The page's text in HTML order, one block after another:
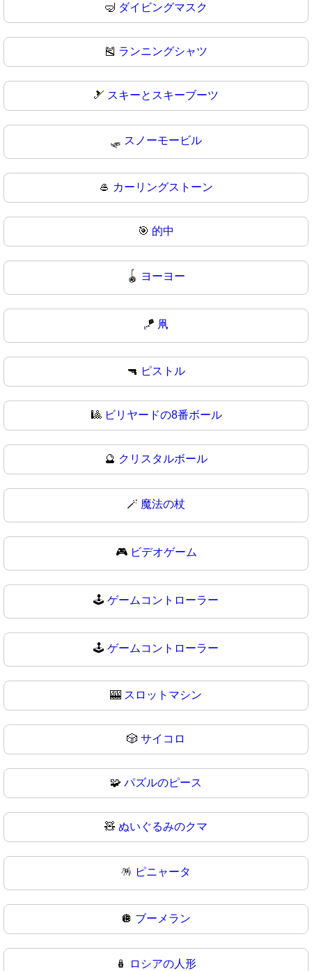
🤿 ダイビングマスク
🎽 ランニングシャツ
🎿 スキーとスキーブーツ
🛷 スノーモービル
🥌 カーリングストーン
🎯 的中
🪀 ヨーヨー
🪁 凧
🔫 ピストル
🎱 ビリヤードの8番ボール
🔮 クリスタルボール
🪄 魔法の杖
🎮 ビデオゲーム
🕹️ ゲームコントローラー
🕹 ゲームコントローラー
🎰 スロットマシン
🎲 サイコロ
🧩 パズルのピース
🧸 ぬいぐるみのクマ
🪅 ピニャータ
🪩 ブーメラン
🪆 ロシアの人形